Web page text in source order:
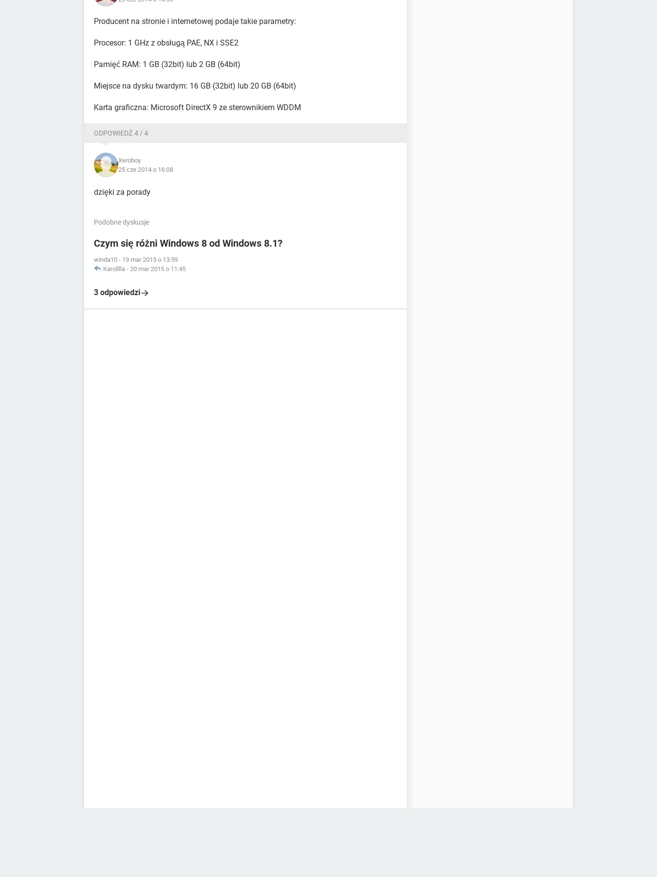
Producent na stronie i internetowej podaje takie parametry:
Procesor: 1 GHz z obsługą PAE, NX i SSE2
Pamięć RAM: 1 GB (32bit) lub 2 GB (64bit)
Miejsce na dysku twardym: 16 GB (32bit) lub 20 GB (64bit)
Karta graficzna: Microsoft DirectX 9 ze sterownikiem WDDM
ODPOWIEDŹ 4 / 4
Xeroboy
25 cze 2014 o 16:08
dzięki za porady
Podobne dyskusje
Czym się różni Windows 8 od Windows 8.1?
winda10 - 19 mar 2015 o 13:59
Karolllla - 20 mar 2015 o 11:45
3 odpowiedzi